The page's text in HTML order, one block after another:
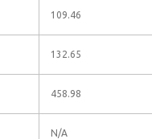
109.46
132.65
458.98
N/A